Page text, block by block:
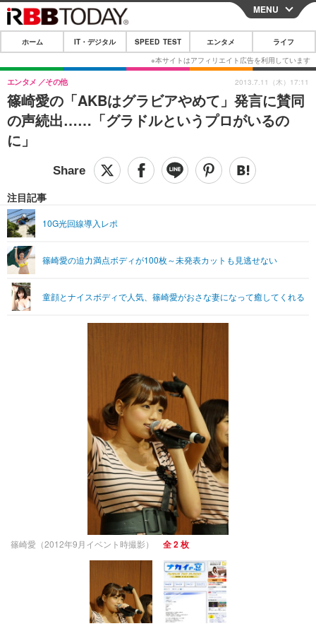
CLOSE
ホーム
IT・デジタル
IT・デジタルTOP スマートフォン
ガジェット・ツール
ショッピング その他
SPEED TEST
エンタメ
エンタメTOP 映画・ドラマ
音楽
ペット
リリース一覧
プッシュ通知の停止方法
MENU
ホーム IT・デジタル SPEED TEST エンタメ ライフ
篠崎愛の「AKBはグラビアやめて」発言に賛同
の声続出……「グラドルというプロがいるの
に」
エンタメ その他
注目記事
10G光回線導入レポ
篠崎愛の迫力満点ボディが100枚～未発表カットも見逃せない
童顔とナイスボディで人気、篠崎愛がおさな妻になって癒してくれる
2013.7.11（木）17:11
篠崎愛（2012年9月イベント時撮影） 全 2 枚